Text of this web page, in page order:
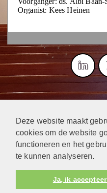
Deze website maakt
cookies om de website
functioneren en het
te kunnen analyseren.
Ja, ik
Organist: Kees Heinen
Protestantsekerk.net is een
dienstenorganisatie van de
enHuman Content